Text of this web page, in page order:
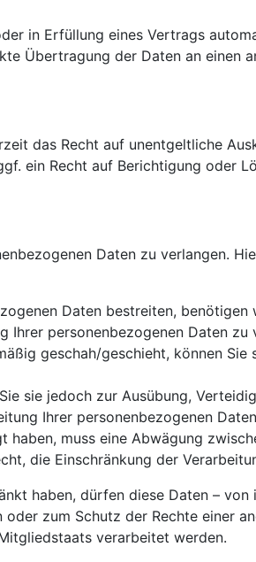
in Erfüllung eines Vertrags
Übertragung der Daten an
das Recht auf unentgeltliche
ein Recht auf Berichtigung oder
Daten zu verlangen.
Daten bestreiten,
Ihrer personenbezogenen Daten zu
geschah/geschieht, können
sie jedoch zur Ausübung,
Ihrer personenbezogenen
haben, muss eine Abwägung
die Einschränkung der
haben, dürfen diese Daten –
zum Schutz der Rechte einer
verarbeitet werden.